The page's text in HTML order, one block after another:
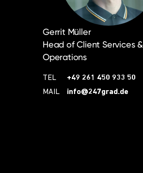
Gerrit Müller
Head of Client Services &
Operations
TEL
+49 261 450 933 50
MAIL
info@247grad.de